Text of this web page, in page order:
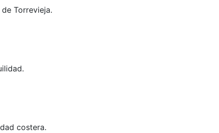
Torrevieja.
costera.